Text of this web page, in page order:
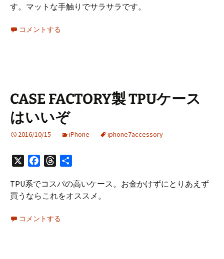
す。マットな手触りでサラサラです。
コメントする
CASE FACTORY製 TPUケース
はいいぞ
2016/10/15 iPhone iphone7accessory
FacebookThreads
TPU系でコスパの高いケース。お金かけずにとりあえず
買うならこれをオススメ。
コメントする